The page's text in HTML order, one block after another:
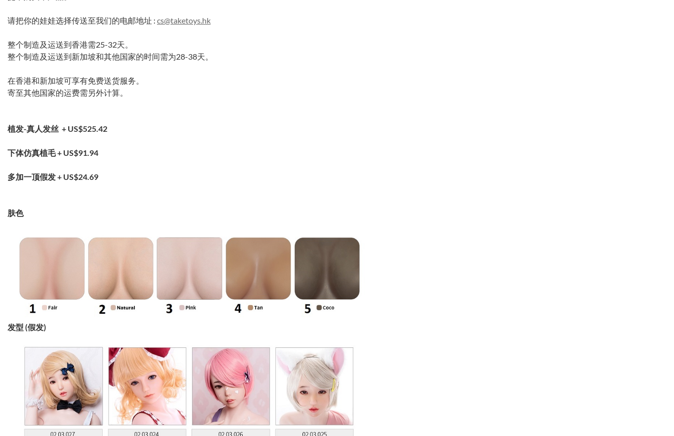
请把你的娃娃选择传送至我们的电邮地址 : cs@taketoys.hk
整个制造及运送到香港需25-32天。
整个制造及运送到新加坡和其他国家的时间需为28-38天。
在香港和新加坡可享有免费送货服务。
寄至其他国家的运费需另外计算。
植发-真人发丝 + US$525.42
下体仿真植毛 + US$91.94
多加一顶假发+ US$24.69
肤色
发型 (假发)